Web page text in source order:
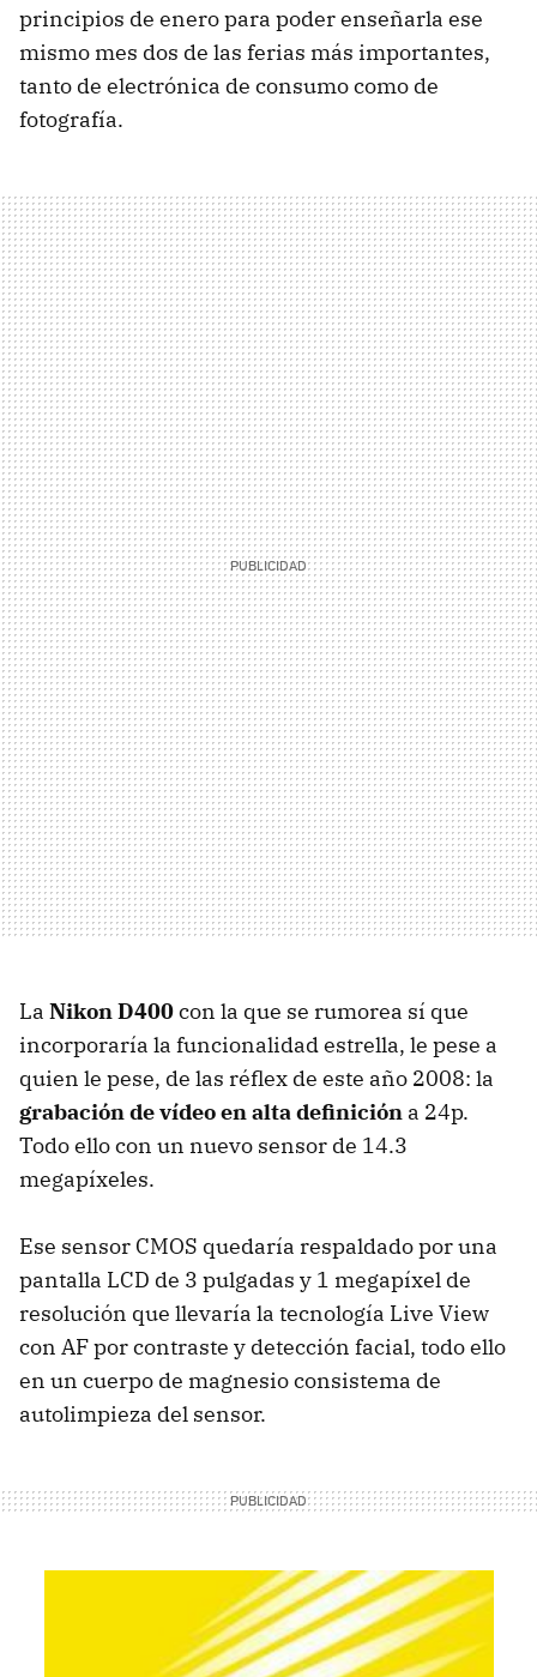
principios de enero para poder enseñarla ese
mismo mes dos de las ferias más importantes,
tanto de electrónica de consumo como de
fotografía.
La Nikon D400con la que se rumorea sí que
incorporaría la funcionalidad estrella, le pese a
quien le pese, de las réflex de este año 2008: la
grabación de vídeo en alta definición a 24p.
Todo ello con un nuevo sensor de 14.3
megapíxeles.
Ese sensor CMOS quedaría respaldado por una
pantalla LCD de 3 pulgadas y 1 megapíxel de
resolución que llevaría la tecnología Live View
con AF por contraste y detección facial, todo ello
en un cuerpo de magnesio consistema de
autolimpieza del sensor.